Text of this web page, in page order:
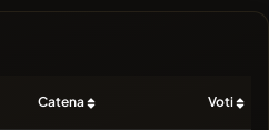
Catena Voti